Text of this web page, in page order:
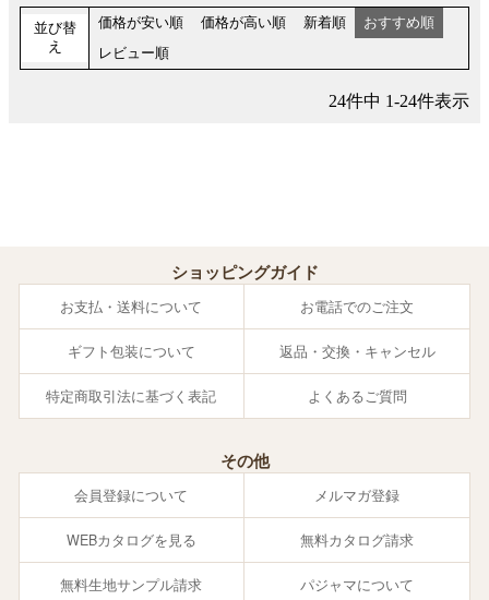
並び替
え
価格が安い順 価格が高い順 新着順
おすすめ順
レビュー順
24件中 1-24件表示
ショッピングガイド
お支払・送料について お電話でのご注文
ギフト包装について 返品・交換・キャンセル
特定商取引法に基づく表記 よくあるご質問
その他
会員登録について メルマガ登録
WEBカタログを見る 無料カタログ請求
無料生地サンプル請求 パジャマについて